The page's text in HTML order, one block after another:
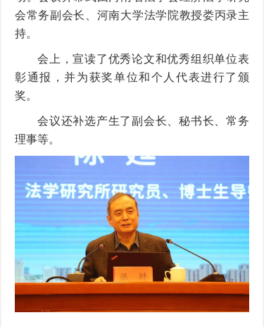
会常务副会长、河南大学法学院教授娄丙录主
持。
会上，宣读了优秀论文和优秀组织单位表
彰通报，并为获奖单位和个人代表进行了颁
奖。
会议还补选产生了副会长、秘书长、常务
理事等。